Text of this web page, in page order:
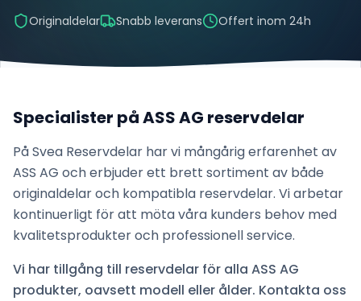
Originaldelar Snabb leverans Offert inom 24h
Specialister påASS AG reservdelar
På Svea Reservdelar har vi mångårig erfarenhet av
ASS AG och erbjuder ett brett sortiment av både
originaldelar och kompatibla reservdelar. Vi arbetar
kontinuerligt för att möta våra kunders behov med
kvalitetsprodukter och professionell service.
Vi har tillgång till reservdelar för alla ASS AG
produkter, oavsett modell eller ålder. Kontakta oss